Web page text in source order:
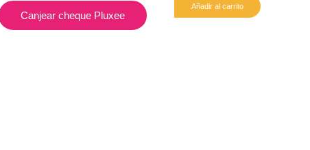
Canjear cheque Pluxee
Añadir al carrito